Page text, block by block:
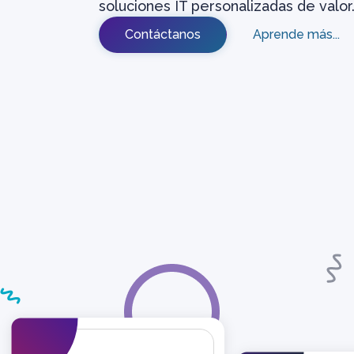
soluciones IT personalizadas de valor.
Contáctanos Aprende más...